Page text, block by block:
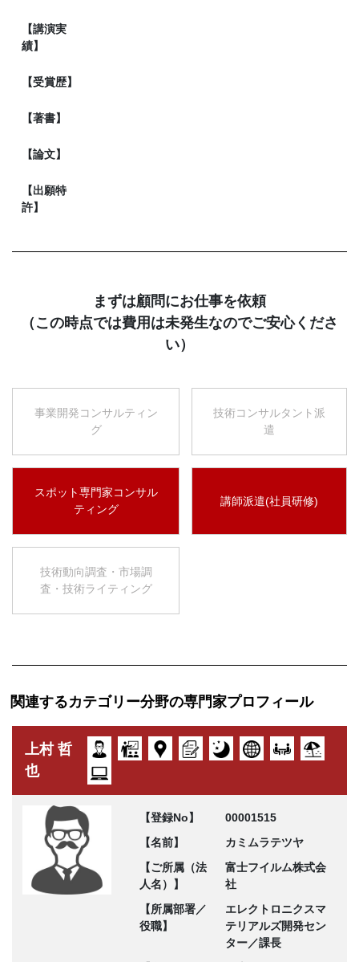
【講演実
績】
【受賞歴】
【著書】
【論文】
【出願特
許】
まずは顧問にお仕事を依頼
（この時点では費用は未発生なのでご安心くださ
い）
事業開発コンサルティン
グ
技術コンサルタント派
遣
スポット専門家コンサル
ティング
講師派遣(社員研修)
技術動向調査・市場調
査・技術ライティング
関連するカテゴリー分野の専門家プロフィール
上村 哲
也
【登録No】
00001515
【名前】
カミムラテツヤ
【ご所属（法
人名）】
富士フイルム株式会
社
【所属部署／
役職】
エレクトロニクスマ
テリアルズ開発セン
ター／課長